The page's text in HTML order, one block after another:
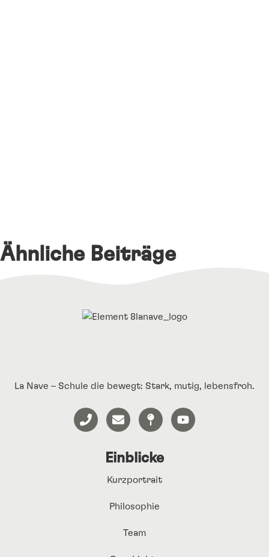
Ähnliche Beiträge
La Nave – Schule die bewegt: Stark, mutig, lebensfroh.
Einblicke
Kurzportrait
Philosophie
Team